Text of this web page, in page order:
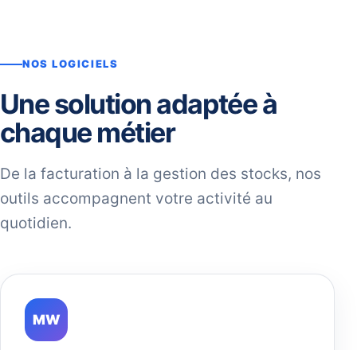
NOS LOGICIELS
Une solution adaptée à
chaque métier
De la facturation à la gestion des stocks, nos
outils accompagnent votre activité au
quotidien.
MW